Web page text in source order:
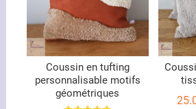
Coussin en tufting
personnalisable motifs
géométriques